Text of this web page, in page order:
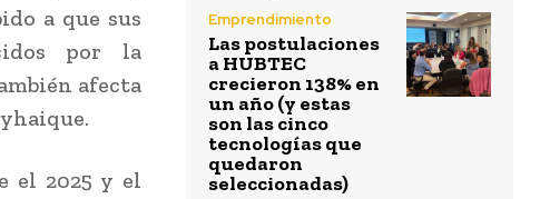
a que sus
por la
afecta
el 2025 y el
Emprendimiento
Las postulaciones
a HUBTEC
crecieron 138% en
un año (y estas
son las cinco
tecnologías que
quedaron
seleccionadas)